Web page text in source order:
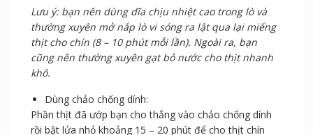
ngay từ khi cho vào thì bạn đã giữ nguyên mức nhiệt
của lò là 350 – 450w.
Lưu ý: bạn nên dùng dĩa chịu nhiệt cao trong lò và
thường xuyên mở nắp lò vi sóng ra lật qua lại miếng
cũng nên thường xuyên gạt bỏ nước cho thịt nhanh
khô.